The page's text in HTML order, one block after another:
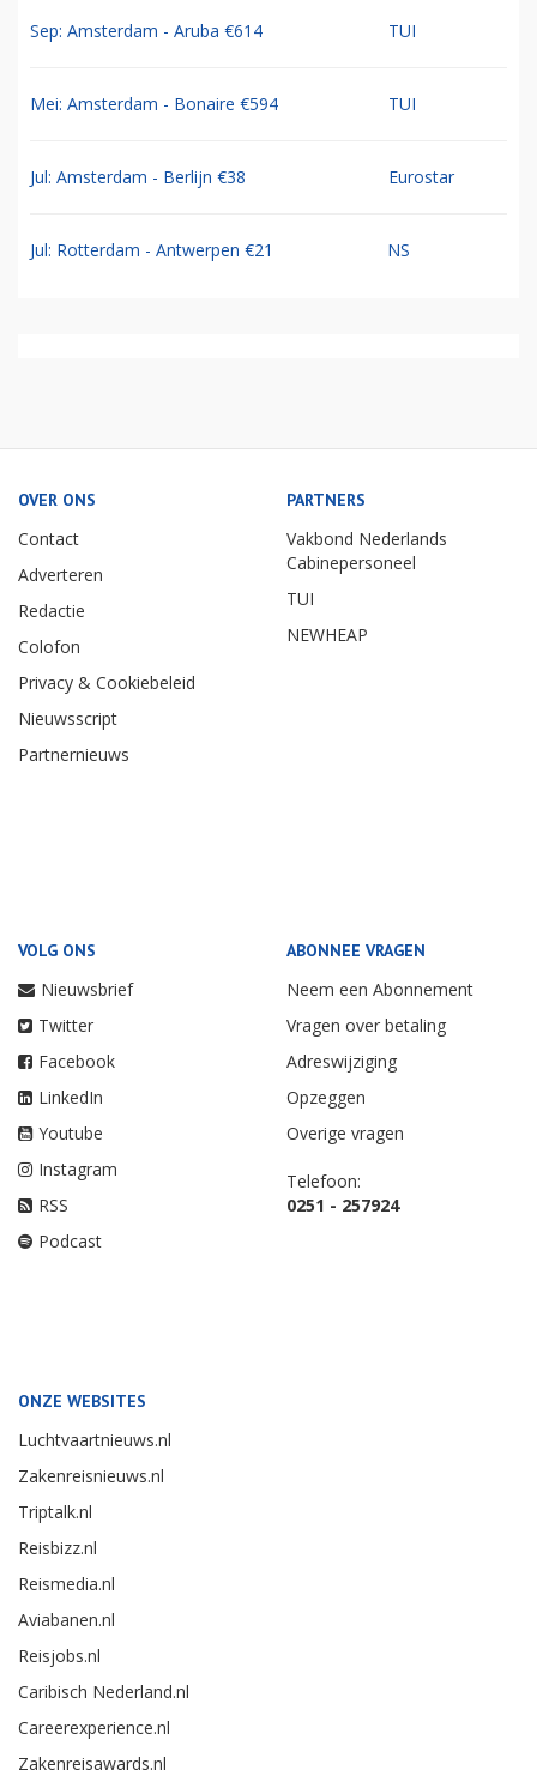
Sep: Amsterdam - Aruba €614 TUI
Mei: Amsterdam - Bonaire €594 TUI
Jul: Amsterdam - Berlijn €38 Eurostar
Jul: Rotterdam - Antwerpen €21 NS
OVER ONS
Contact
Adverteren
Redactie
Colofon
Privacy & Cookiebeleid
Nieuwsscript
Partnernieuws
PARTNERS
Vakbond Nederlands
Cabinepersoneel
TUI
NEWHEAP
VOLG ONS
Nieuwsbrief
Twitter
Facebook
LinkedIn
Youtube
Instagram
RSS
Podcast
ABONNEE VRAGEN
Neem een Abonnement
Vragen over betaling
Adreswijziging
Opzeggen
Overige vragen
Telefoon:
0251 - 257924
ONZE WEBSITES
Luchtvaartnieuws.nl
Zakenreisnieuws.nl
Triptalk.nl
Reisbizz.nl
Reismedia.nl
Aviabanen.nl
Reisjobs.nl
Caribisch Nederland.nl
Careerexperience.nl
Zakenreisawards.nl